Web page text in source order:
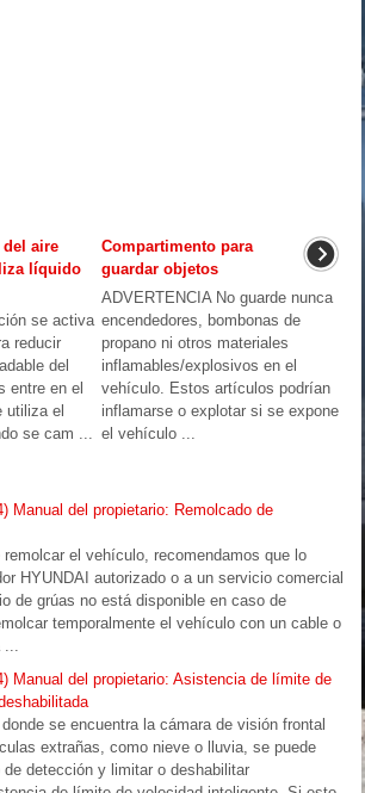
aire
líquido
se activa
reducir
del
entre en el
utiliza el
se cam ...
Compartimento para
guardar objetos
ADVERTENCIA No guarde nunca
encendedores, bombonas de
propano ni otros materiales
inflamables/explosivos en el
vehículo. Estos artículos podrían
inflamarse o explotar si se expone
el vehículo ...
Manual del propietario: Remolcado de
el vehículo, recomendamos que lo
HYUNDAI autorizado o a un servicio comercial
de grúas no está disponible en caso de
temporalmente el vehículo con un cable o
Manual del propietario: Asistencia de límite de
se encuentra la cámara de visión frontal
extrañas, como nieve o lluvia, se puede
de detección y limitar o deshabilitar